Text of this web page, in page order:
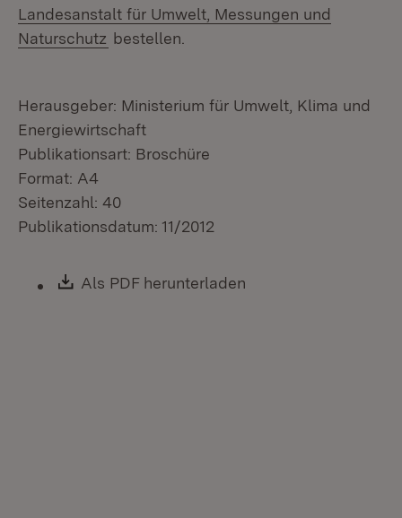
Landesanstalt für Umwelt, Messungen und
Naturschutz (Öffnet in neuem Fenster)
bestellen.
Herausgeber: Ministerium für Umwelt, Klima und
Energiewirtschaft
Publikationsart: Broschüre
Format: A4
Seitenzahl: 40
Publikationsdatum: 11/2012
Download:
Als PDF herunterladen